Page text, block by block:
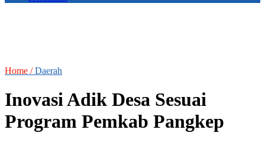
Home /Daerah
Inovasi Adik Desa Sesuai
Program Pemkab Pangkep